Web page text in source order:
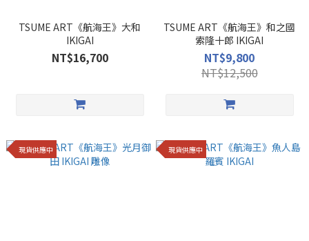
TSUME ART《航海王》大和
IKIGAI
NT$16,700
TSUME ART《航海王》和之國
索隆十郎 IKIGAI
NT$9,800
NT$12,500
現貨供應中 現貨供應中